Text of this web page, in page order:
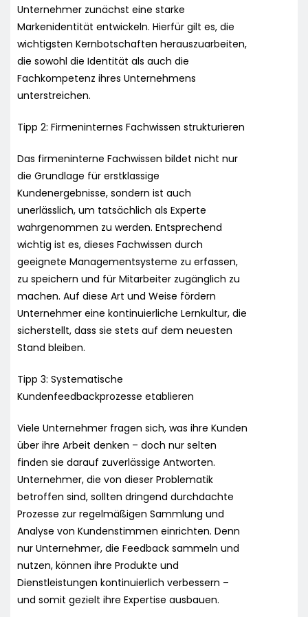
Unternehmer zunächst eine starke
Markenidentität entwickeln. Hierfür gilt es, die
wichtigsten Kernbotschaften herauszuarbeiten,
die sowohl die Identität als auch die
Fachkompetenz ihres Unternehmens
unterstreichen.
Tipp 2: Firmeninternes Fachwissen strukturieren
Das firmeninterne Fachwissen bildet nicht nur
die Grundlage für erstklassige
Kundenergebnisse, sondern ist auch
unerlässlich, um tatsächlich als Experte
wahrgenommen zu werden. Entsprechend
wichtig ist es, dieses Fachwissen durch
geeignete Managementsysteme zu erfassen,
zu speichern und für Mitarbeiter zugänglich zu
machen. Auf diese Art und Weise fördern
Unternehmer eine kontinuierliche Lernkultur, die
sicherstellt, dass sie stets auf dem neuesten
Stand bleiben.
Tipp 3: Systematische
Kundenfeedbackprozesse etablieren
Viele Unternehmer fragen sich, was ihre Kunden
über ihre Arbeit denken – doch nur selten
finden sie darauf zuverlässige Antworten.
Unternehmer, die von dieser Problematik
betroffen sind, sollten dringend durchdachte
Prozesse zur regelmäßigen Sammlung und
Analyse von Kundenstimmen einrichten. Denn
nur Unternehmer, die Feedback sammeln und
nutzen, können ihre Produkte und
Dienstleistungen kontinuierlich verbessern –
und somit gezielt ihre Expertise ausbauen.